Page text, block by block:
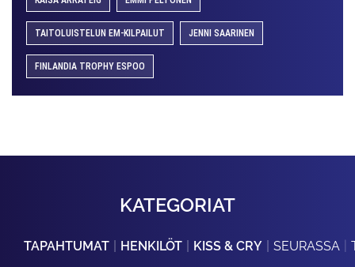
TAITOLUISTELUN EM-KILPAILUT JENNI SAARINEN
FINLANDIA TROPHY ESPOO
KATEGORIAT
TAPAHTUMAT HENKILÖT KISS & CRY SEURASSA